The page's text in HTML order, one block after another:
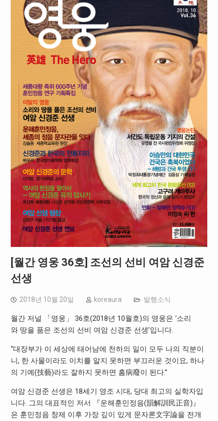
[월간 영웅 36호] 조선의 선비 여암 신경준
선생
2018년 10월 20일 koreaura 발행소식
월간 저널 「영웅」 36호(2018년 10월호)의 영웅은 ‘소리
와 땅을 품은 조선의 선비 여암 신경준 선생’입니다.
“대장부가 이 세상에 태어남에 천하의 일이 모두 나의 직분이
니, 한 사물이라도 이치를 알지 못하면 부끄러운 것이요, 하나
의 기예(技藝)라도 잘하지 못하면 흠病廢이 된다.”
여암 신경준 선생은 18세기 영조 시대, 당대 최고의 실학자입
니다. 그의 대표적인 저서 『운해훈민정음(韻解訓民正音)』
은 훈민정음 창제 이후 가장 깊이 있게 문자론文字論을 전개